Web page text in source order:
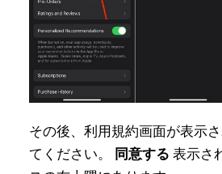
その後、利用規約画面が表示
てください。
同意する 表示さ